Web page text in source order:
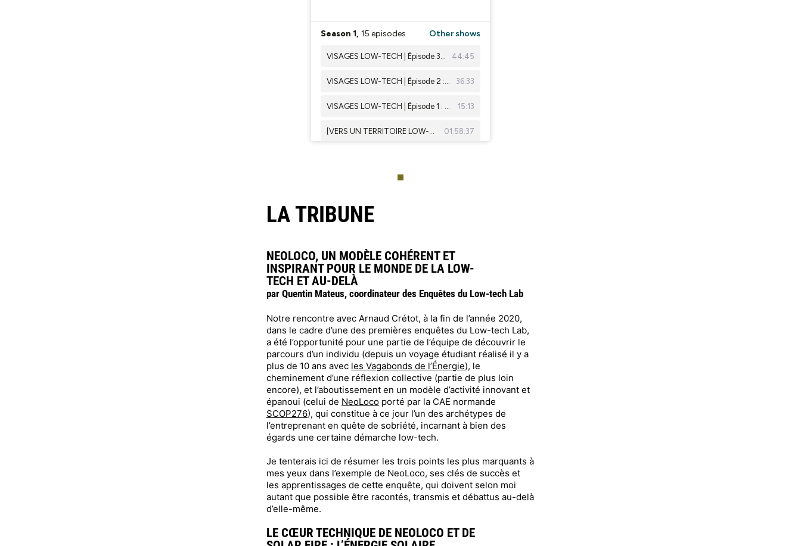
LA TRIBUNE
NEOLOCO, UN MODÈLE COHÉRENT ET
INSPIRANT POUR LE MONDE DE LA LOW-
TECH ET AU-DELÀ
par Quentin Mateus, coordinateur des Enquêtes du Low-tech Lab
Notre rencontre avec Arnaud Crétot, à la fin de l’année 2020,
dans le cadre d’une des premières enquêtes du Low-tech Lab,
a été l’opportunité pour une partie de l’équipe de découvrir le
parcours d’un individu (depuis un voyage étudiant réalisé il y a
plus de 10 ans avec les Vagabonds de l’Énergie), le
cheminement d’une réflexion collective (partie de plus loin
encore), et l’aboutissement en un modèle d’activité innovant et
épanoui (celui de NeoLoco porté par la CAE normande
SCOP276), qui constitue à ce jour l’un des archétypes de
l’entreprenant en quête de sobriété, incarnant à bien des
égards une certaine démarche low-tech.
Je tenterais ici de résumer les trois points les plus marquants à
mes yeux dans l’exemple de NeoLoco, ses clés de succès et
les apprentissages de cette enquête, qui doivent selon moi
autant que possible être racontés, transmis et débattus au-delà
d’elle-même.
LE CŒUR TECHNIQUE DE NEOLOCO ET DE